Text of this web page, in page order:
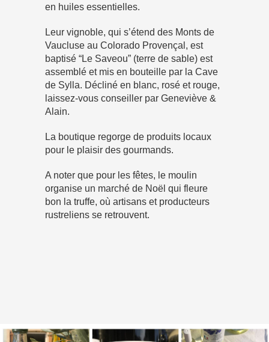
en huiles essentielles.
Leur vignoble, qui s’étend des Monts de
Vaucluse au Colorado Provençal, est
baptisé “Le Saveou” (terre de sable) est
assemblé et mis en bouteille par la Cave
de Sylla. Décliné en blanc, rosé et rouge,
laissez-vous conseiller par Geneviève &
Alain.
La boutique regorge de produits locaux
pour le plaisir des gourmands.
A noter que pour les fêtes, le moulin
organise un marché de Noël qui fleure
bon la truffe, où artisans et producteurs
rustreliens se retrouvent.